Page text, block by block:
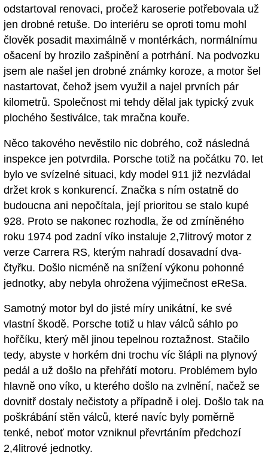
odstartoval renovaci, pročež karoserie potřebovala už
jen drobné retuše. Do interiéru se oproti tomu mohl
člověk posadit maximálně v montérkách, normálnímu
ošacení by hrozilo zašpinění a potrhání. Na podvozku
jsem ale našel jen drobné známky koroze, a motor šel
nastartovat, čehož jsem využil a najel prvních pár
kilometrů. Společnost mi tehdy dělal jak typický zvuk
plochého šestiválce, tak mračna kouře.
Něco takového nevěstilo nic dobrého, což následná
inspekce jen potvrdila. Porsche totiž na počátku 70. let
bylo ve svízelné situaci, kdy model 911 již nezvládal
držet krok s konkurencí. Značka s ním ostatně do
budoucna ani nepočítala, její prioritou se stalo kupé
928. Proto se nakonec rozhodla, že od zmíněného
roku 1974 pod zadní víko instaluje 2,7litrový motor z
verze Carrera RS, kterým nahradí dosavadní dva-
čtyřku. Došlo nicméně na snížení výkonu pohonné
jednotky, aby nebyla ohrožena výjimečnost eReSa.
Samotný motor byl do jisté míry unikátní, ke své
vlastní škodě. Porsche totiž u hlav válců sáhlo po
hořčíku, který měl jinou tepelnou roztažnost. Stačilo
tedy, abyste v horkém dni trochu víc šlápli na plynový
pedál a už došlo na přehřátí motoru. Problémem bylo
hlavně ono víko, u kterého došlo na zvlnění, načež se
dovnitř dostaly nečistoty a případně i olej. Došlo tak na
poškrábání stěn válců, které navíc byly poměrně
tenké, neboť motor vzniknul převrtáním předchozí
2,4litrové jednotky.